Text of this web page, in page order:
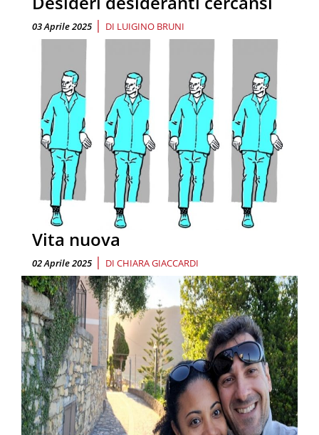
03 Aprile 2025 | DI LUIGINO BRUNI
Vita nuova
02 Aprile 2025 | DI CHIARA GIACCARDI